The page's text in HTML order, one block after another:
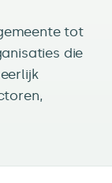
tot
die